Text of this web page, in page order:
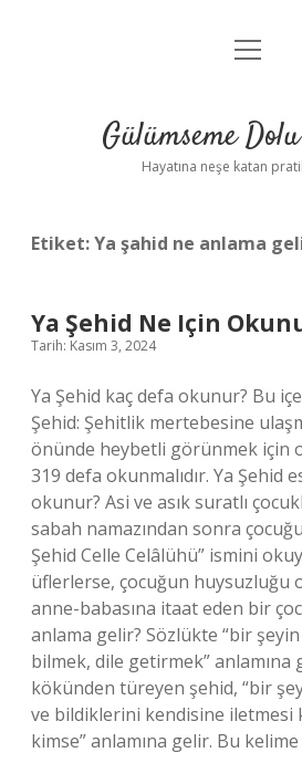
Anasayfa
Yasal Uyarı
menüyü
Gülümseme
Hayatına neşe katan
Etiket:Ya şahid ne anlama
Ya Şehid Ne Için
Tarih: Kasım 3, 2024
Ya Şehid kaç defa okunur? Bu
Şehid: Şehitlik mertebesine
önünde heybetli görünmek için
319 defa okunmalıdır. Ya Şehid
okunur? Asi ve asık suratlı
sabah namazından sonra
Şehid Celle Celâlühü” ismini
üflerlerse, çocuğun huysuzluğu
anne-babasına itaat eden bir
anlama gelir? Sözlükte “bir
bilmek, dile getirmek” anlamına
kökünden türeyen şehid, “bir
ve bildiklerini kendisine iletmesi
kimse” anlamına gelir. Bu